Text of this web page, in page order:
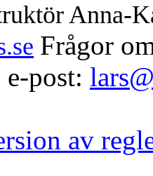
Anna-
Frågor
post:
av